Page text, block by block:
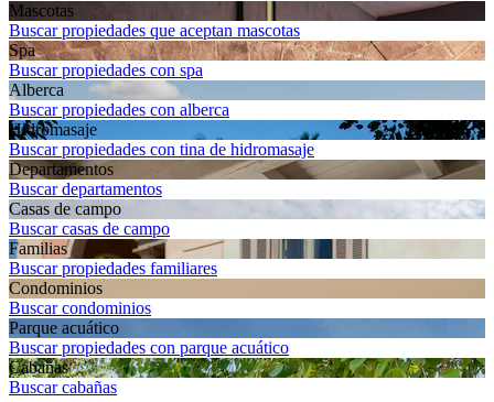
Mascotas
Buscar propiedades que aceptan mascotas
Spa
Buscar propiedades con spa
Alberca
Buscar propiedades con alberca
Hidromasaje
Buscar propiedades con tina de hidromasaje
Departa­mentos
Buscar departamentos
Casas de campo
Buscar casas de campo
Familias
Buscar propiedades familiares
Condominios
Buscar condominios
Parque acuático
Buscar propiedades con parque acuático
Cabañas
Buscar cabañas